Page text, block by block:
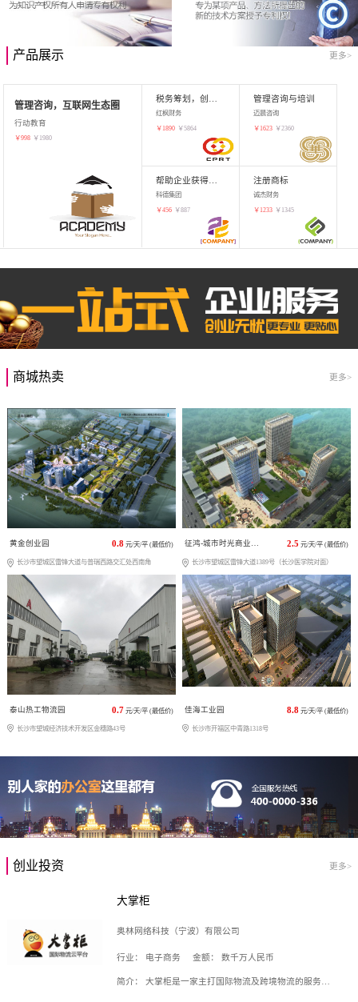
产品展示 更多>
管理咨询，互联网生态圈
行动教育
￥998 ￥ 1980
红枫财务
￥ 1890 ￥5864
管理咨询与培训
迈晨咨询
￥ 1623 ￥2360
科德集团
￥456 ￥887
注册商标
诚杰财务
￥ 1233 ￥ 1345
商城热卖 更多>
黄金创业园 0.8 元/天/平 (最低价)
长沙市望城区雷锋大道与普瑞西路交汇处西南角
征鸿-城市时光商业广场 2.5 元/天/平 (最低价)
长沙市望城区雷锋大道1389号（长沙医学院对面）
泰山热工物流园 0.7 元/天/平 (最低价)
长沙市望城经济技术开发区金穗路43号
佳海工业园 8.8 元/天/平 (最低价)
长沙市开福区中青路1318号
创业投资 更多>
大掌柜
奥林网络科技（宁波）有限公司
行业： 电子商务 金额： 数千万人民币
简介： 大掌柜是一家主打国际物流及跨境物流的服务云平台，致力于帮助全球国际物流企业在互联网上建立自己的平台，核心产品包括运价通、生意通、业务通、订舱通、招财通等，奥林网络科技（宁波）有限公司旗下产品。